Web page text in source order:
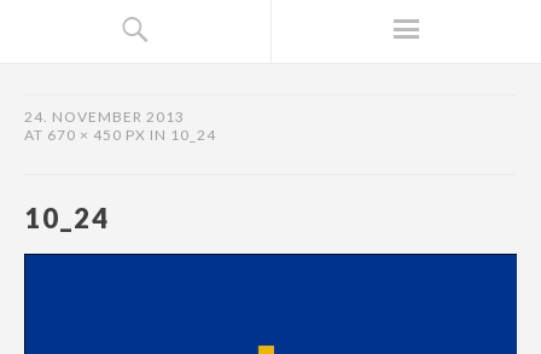
24. NOVEMBER 2013
AT 670 × 450 PX IN 10_24
10_24